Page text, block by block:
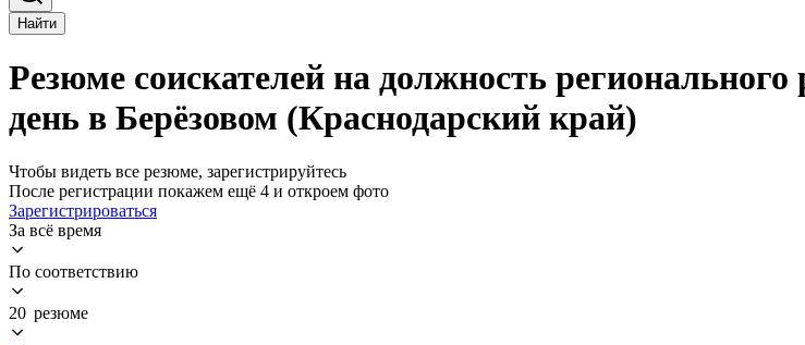
Найти
Резюме соискателей на должность
день в Берёзовом (Краснодарский край)
Чтобы видеть все резюме, зарегистрируйтесь
После регистрации покажем ещё 4 и откроем фото
Зарегистрироваться
За всё время
По соответствию
20 резюме